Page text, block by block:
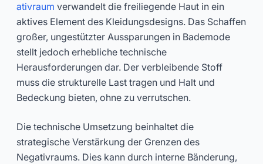
ativraum verwandelt die freiliegende Haut in ein
aktives Element des Kleidungsdesigns. Das Schaffen
großer, ungestützter Aussparungen in Bademode
stellt jedoch erhebliche technische
Herausforderungen dar. Der verbleibende Stoff
muss die strukturelle Last tragen und Halt und
Bedeckung bieten, ohne zu verrutschen.
Die technische Umsetzung beinhaltet die
strategische Verstärkung der Grenzen des
Negativraums. Dies kann durch interne Bänderung,